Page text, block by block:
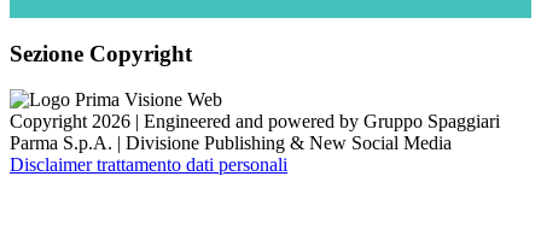
Sezione Copyright
Copyright 2026 | Engineered and powered by Gruppo Spaggiari
Parma S.p.A. | Divisione Publishing & New Social Media
Disclaimer trattamento dati personali